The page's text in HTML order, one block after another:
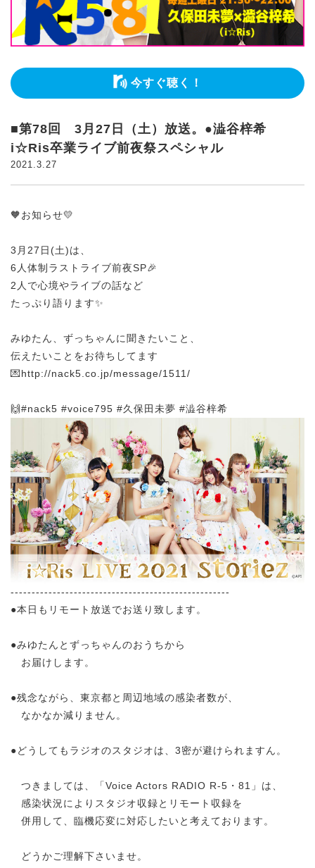
今すぐ聴く！
■第78回 3月27日（土）放送。●澁谷梓希
i☆Ris卒業ライブ前夜祭スペシャル
2021.3.27
🧡お知らせ💛
3月27日(土)は、
6人体制ラストライブ前夜SP🎉
2人で心境やライブの話など
たっぷり語ります✨
みゆたん、ずっちゃんに聞きたいこと、
伝えたいことをお待ちしてます
💌http://nack5.co.jp/message/1511/
🙌#nack5 #voice795 #久保田未夢 #澁谷梓希
----------------------------------------------------
●本日もリモート放送でお送り致します。
●みゆたんとずっちゃんのおうちから
お届けします。
●残念ながら、東京都と周辺地域の感染者数が、
なかなか減りません。
●どうしてもラジオのスタジオは、3密が避けられますん。
つきましては、「Voice Actors RADIO R-5・81」は、
感染状況によりスタジオ収録とリモート収録を
併用して、臨機応変に対応したいと考えております。
どうかご理解下さいませ。